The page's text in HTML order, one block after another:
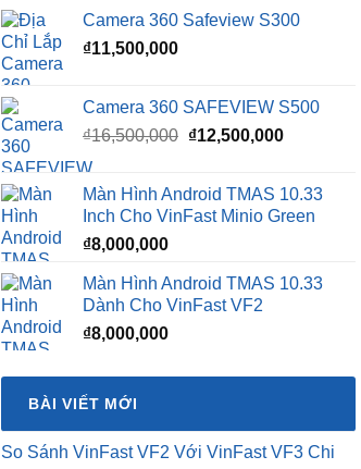
Camera 360 Safeview S300
₫11,500,000
Camera 360 SAFEVIEW S500
₫16,500,000 Giá
₫16,500,000.
₫12,500,000Giá
là:
Màn Hình Android TMAS 10.33
Inch Cho VinFast Minio Green
₫8,000,000
Màn Hình Android TMAS 10.33
Dành Cho VinFast VF2
₫8,000,000
BÀI VIẾT MỚI
So Sánh VinFast VF2 Với VinFast VF3 Chi